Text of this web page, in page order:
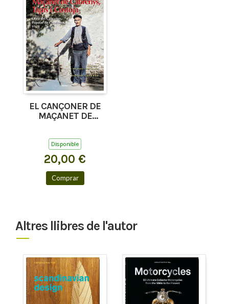
EL CANÇONER DE
MAÇANET DE
Disponible
20,00 €
Comprar
Altres llibres de l'autor